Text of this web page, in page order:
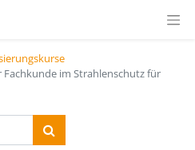
im Strahlenschutz für